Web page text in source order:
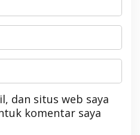
dan situs web saya
komentar saya